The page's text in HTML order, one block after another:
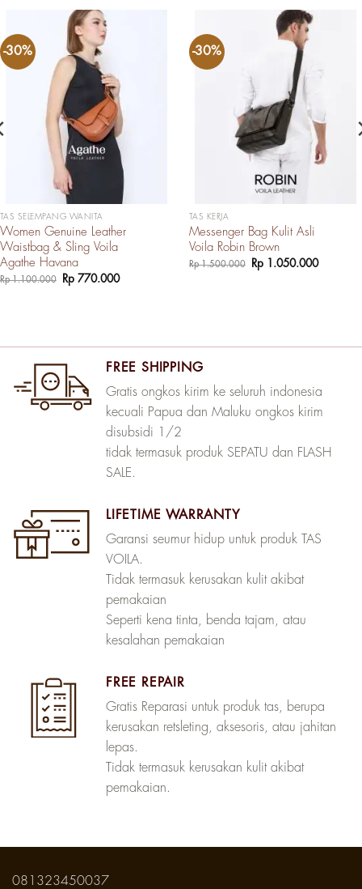
-30%
TAS SELEMPANG WANITA
Women Genuine Leather
Waistbag & Sling Voila
Agathe Havana
Rp1.100.000
Harga
aslinya
Rp 770.000Harga
-30%
TAS KERJA
Messenger Bag Kulit Asli
Voila Robin Brown
Rp1.500.000
Harga
aslinya
Rp 1.050.000Harga
FREE SHIPPING
Gratis ongkos kirim ke seluruh indonesia
kecuali Papua dan Maluku ongkos kirim
disubsidi 1/2
tidak termasuk produk SEPATU dan FLASH
SALE.
LIFETIME WARRANTY
Garansi seumur hidup untuk produk TAS
VOILA.
Tidak termasuk kerusakan kulit akibat
pemakaian
Seperti kena tinta, benda tajam, atau
kesalahan pemakaian
FREE REPAIR
Gratis Reparasi untuk produk tas, berupa
kerusakan retsleting, aksesoris, atau jahitan
lepas.
Tidak termasuk kerusakan kulit akibat
pemakaian.
081323450037